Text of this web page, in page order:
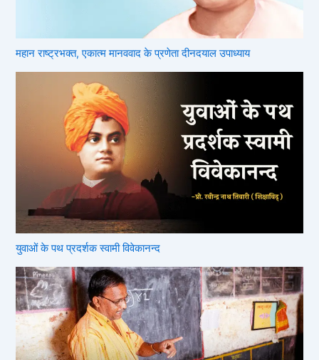
महान राष्ट्रभक्त, एकात्म मानववाद के प्रणेता दीनदयाल उपाध्याय
युवाओं के पथ प्रदर्शक स्वामी विवेकानन्द